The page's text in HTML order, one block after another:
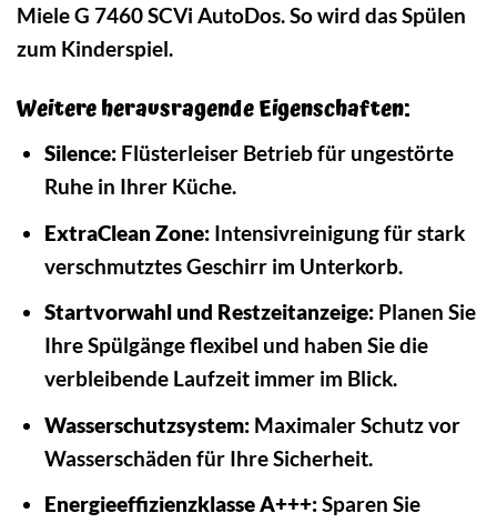
Miele G 7460 SCVi AutoDos. So wird das Spülen
zum Kinderspiel.
Weitere herausragende Eigenschaften:
Silence:Flüsterleiser Betrieb für ungestörte
Ruhe in Ihrer Küche.
ExtraClean Zone:Intensivreinigung für stark
verschmutztes Geschirr im Unterkorb.
Startvorwahl und Restzeitanzeige:Planen Sie
Ihre Spülgänge flexibel und haben Sie die
verbleibende Laufzeit immer im Blick.
Wasserschutzsystem:Maximaler Schutz vor
Wasserschäden für Ihre Sicherheit.
Energieeffizienzklasse A+++:Sparen Sie